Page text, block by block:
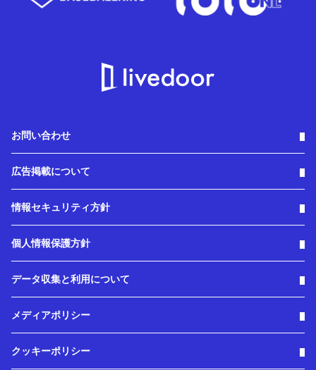
お問い合わせ
広告掲載について
情報セキュリティ方針
個人情報保護方針
データ収集と利用について
メディアポリシー
クッキーポリシー